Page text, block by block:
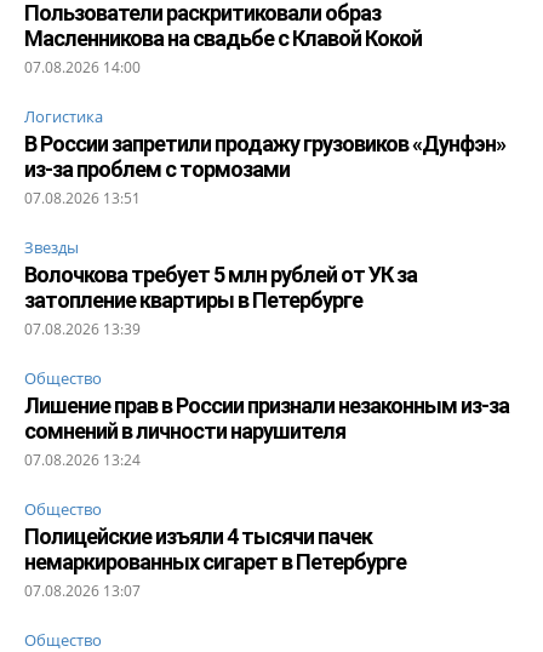
Пользователи раскритиковали образ
Масленникова на свадьбе с Клавой Кокой
07.08.2026 14:00
Логистика
В России запретили продажу грузовиков «Дунфэн»
из-за проблем с тормозами
07.08.2026 13:51
Звезды
Волочкова требует 5 млн рублей от УК за
затопление квартиры в Петербурге
07.08.2026 13:39
Общество
Лишение прав в России признали незаконным из-за
сомнений в личности нарушителя
07.08.2026 13:24
Общество
Полицейские изъяли 4 тысячи пачек
немаркированных сигарет в Петербурге
07.08.2026 13:07
Общество